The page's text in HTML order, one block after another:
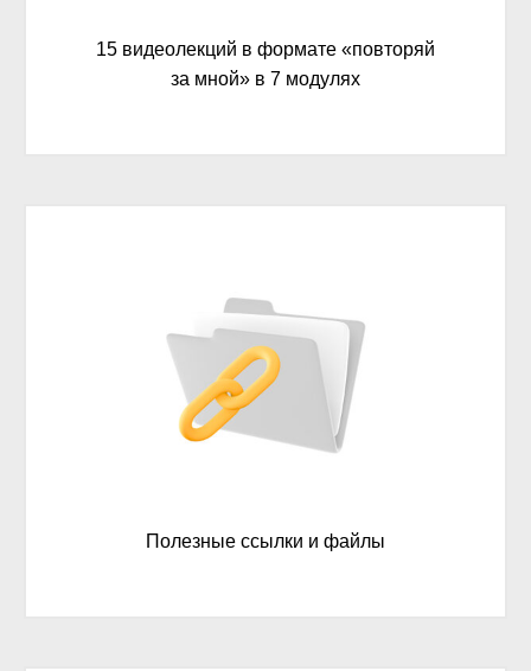
15 видеолекций в формате «повторяй
за мной» в 7 модулях
Полезные ссылки и файлы